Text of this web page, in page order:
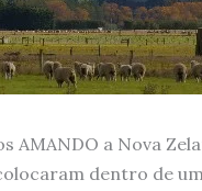
AMANDO a Nova
dentro de